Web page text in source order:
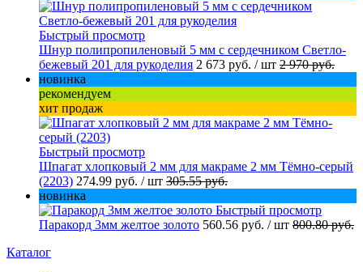
Быстрый просмотр
Шнур полипропиленовый 5 мм с сердечником Светло-
бежевый 201 для рукоделия 2 673 руб. / шт 2 970 руб.
новинка
рекомендуем
хит продаж
Быстрый просмотр
Шпагат хлопковый 2 мм для макраме 2 мм Тёмно-серый
(2203) 274.99 руб. / шт 305.55 руб.
новинка
Быстрый просмотр
Паракорд 3мм желтое золото 560.56 руб. / шт 800.80 руб.
Каталог